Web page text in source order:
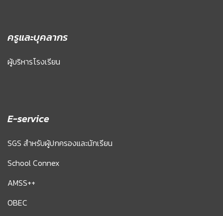
ครูและบุคลากร
ผู้บริหารโรงเรียน
E-service
SGS สำหรับผู้ปกครองและนักเรียน
School Connex
AMSS++
OBEC